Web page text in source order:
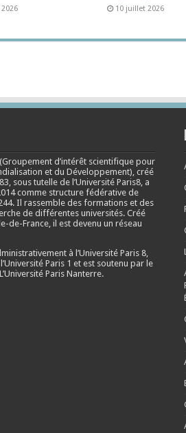
10 juillet 2026
(Groupement d’intérêt scientifique pour
et du Développement), créé
, sous tutelle de l’Université Paris8, a
comme structure fédérative de
Il rassemble des formations et des
de différentes universités. Créé
de-France, il est devenu un réseau
à l’Université Paris 8,
Paris 1 et est soutenu par le
Paris Nanterre.